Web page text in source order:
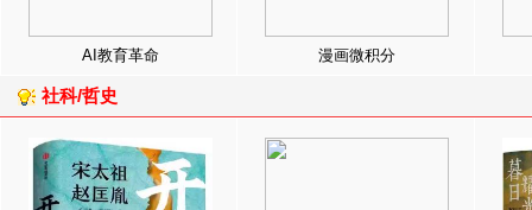
AI教育革命 漫画微积分
社科/哲史